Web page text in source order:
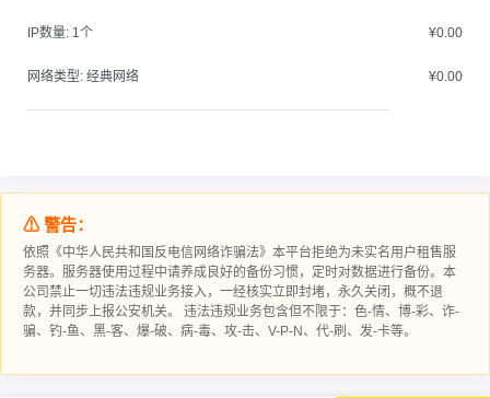
IP数量: 1个 ¥0.00
网络类型: 经典网络 ¥0.00
⚠ 警告：
依照《中华人民共和国反电信网络诈骗法》本平台拒绝为未实名用户租售服
务器。服务器使用过程中请‮成养‬良好的备‮习份‬惯，定时对数据进行‮份备‬。本
公司禁止一切违法违规业务接入，一经核实立即封堵，永久关闭，概不退
款，并同步上报公安机关。 违法违规业务包含但不限于：色-情、博-彩、诈-
骗、钓-鱼、黑-客、爆-破、病-毒、攻-击、V-P-N、代-刷、发-卡等。